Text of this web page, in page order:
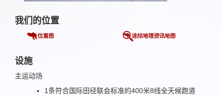
我们的位置
设施
主运动场
1条符合国际田径联会标准的400米8线全天候跑道